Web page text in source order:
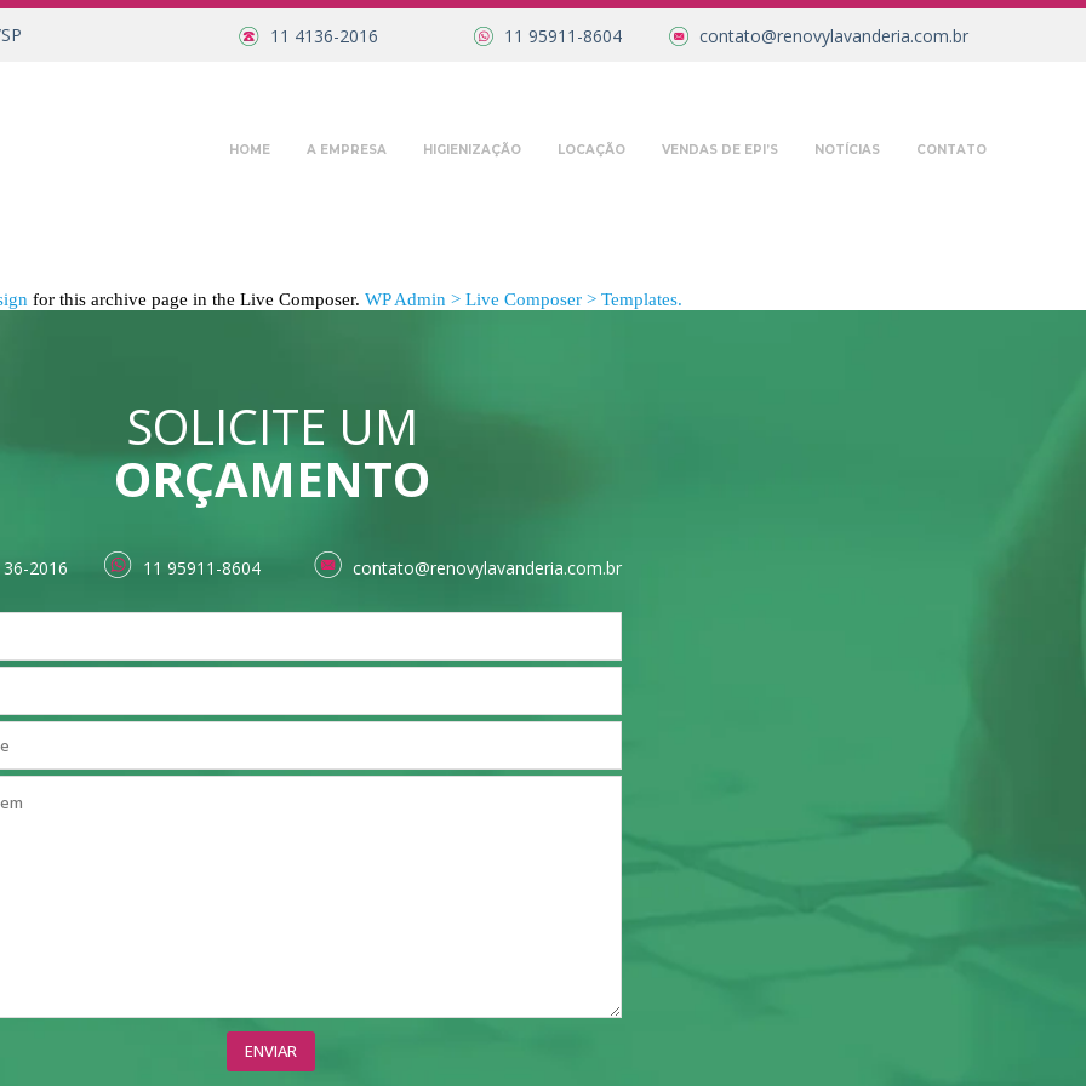
11 4136-2016 11 95911-8604 contato@renovylavanderia.com.br
HOME A EMPRESA HIGIENIZAÇÃO LOCAÇÃO VENDAS DE EPI’S NOTÍCIAS CONTATO
for this archive page in the Live Composer. WP Admin > Live Composer > Templates.
SOLICITE UM
ORÇAMENTO
2016 11 95911-8604 contato@renovylavanderia.com.br